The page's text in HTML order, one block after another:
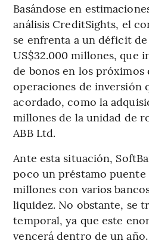
Basándose en
análisis CreditSights, el
se enfrenta a un déficit
US$32.000 millones, que
de bonos en los próximos
operaciones de inversión
acordado, como la
millones de la unidad de
ABB Ltd.
Ante esta situación,
poco un préstamo puente
millones con varios
liquidez. No obstante, se
temporal, ya que este
vencerá dentro de un año.